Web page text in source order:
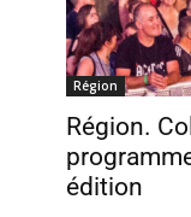
Région
Région.
édition